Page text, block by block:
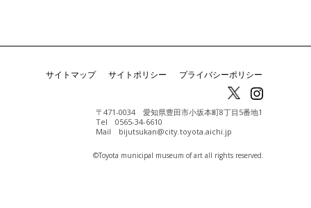
サイトマップ サイトポリシー プライバシーポリシー
〒471-0034 愛知県豊田市小坂本町8丁目5番地1
Tel 0565-34-6610
Mail bijutsukan@city.toyota.aichi.jp
©️Toyota municipal museum of art all rights reserved.